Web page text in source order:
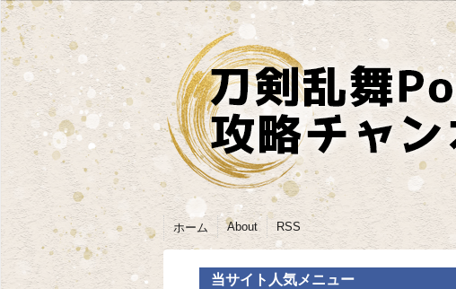
ホーム About RSS
当サイト人気メニュー